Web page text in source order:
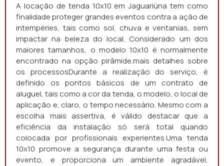
A locação de tenda 10x10 em Jaguariúna tem como
finalidade proteger grandes eventos contra a ação de
intempéries, tais como sol, chuva e ventanias, sem
impactar na beleza do local. Considerado um dos
maiores tamanhos, o modelo 10x10 é normalmente
encontrado na opção pirâmide.mais detalhes sobre
os processosDurante a realização do serviço, é
definido os pontos básicos de um contrato de
aluguel, tais como a cor da tenda, o modelo, o local de
aplicação e, claro, o tempo necessário. Mesmo com a
escolha mais assertiva, é válido destacar que a
eficiência da instalação só será total quando
colocada por profissionais experientes.Uma tenda
10x10 promove a segurança durante uma festa ou
evento, e proporciona um ambiente agradável,